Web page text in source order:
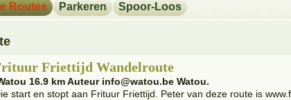
Routes Parkeren Spoor-Loos
Friettijd Wandelroute
16.9 km Auteur info@watou.be Watou.
start en stopt aan Frituur Friettijd. Peter van deze route is